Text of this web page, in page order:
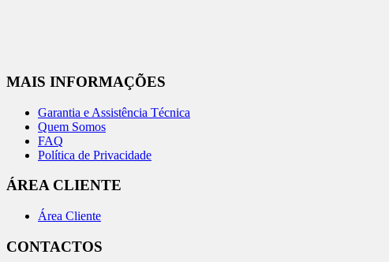
MAIS INFORMAÇÕES
Garantia e Assistência Técnica
Quem Somos
FAQ
Política de Privacidade
ÁREA CLIENTE
Área Cliente
CONTACTOS